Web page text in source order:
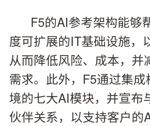
F5的AI参考架构能够
度可扩展的IT基础设施，
从而降低风险、成本，并
需求。此外，F5通过集
境的七大AI模块，并宣布
伙伴关系，以支持客户的